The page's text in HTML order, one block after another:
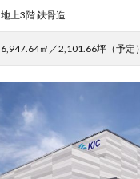
地上3階 鉄骨造
6,947.64㎡／2,101.66坪（予定）